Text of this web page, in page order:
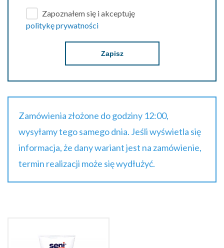
Zapoznałem się i akceptuję
politykę prywatności
Zapisz
Zamówienia złożone do godziny 12:00,
wysyłamy tego samego dnia. Jeśli wyświetla się
informacja, że dany wariant jest na zamówienie,
termin realizacji może się wydłużyć.